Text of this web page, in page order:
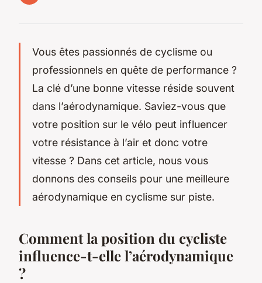
Vous êtes passionnés de cyclisme ou
professionnels en quête de performance ?
La clé d’une bonne vitesse réside souvent
dans l’aérodynamique. Saviez-vous que
votre position sur le vélo peut influencer
votre résistance à l’air et donc votre
vitesse ? Dans cet article, nous vous
donnons des conseils pour une meilleure
aérodynamique en cyclisme sur piste.
Comment la position du cycliste
influence-t-elle l’aérodynamique
?